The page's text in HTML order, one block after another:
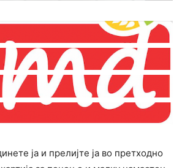
ја и прелијте ја во претходно